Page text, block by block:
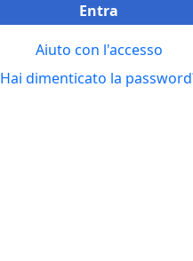
Entra
Aiuto con l'accesso
Hai dimenticato la